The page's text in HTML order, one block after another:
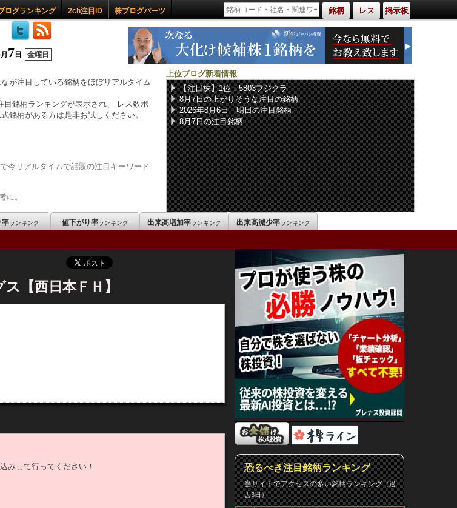
ログランキング 2ch注目ID 株ブログパーツ 銘柄 レス 掲示板
月 7 日 金曜日
が注目している銘柄をほぼリアルタイム
目銘柄ランキングが表示され、 レス数ボ
銘柄がある方は是非お試しください。
今リアルタイムで話題の注目キーワード
に。
上位ブログ新着情報
【注目株】1位：5803フジクラ
8月7日の上がりそうな注目の銘柄
2026年8月6日 明日の注目銘柄
8月7日の注目銘柄
率ランキング 値下がり率ランキング 出来高増加率ランキング 出来高減少率ランキング
【西日本ＦＨ】
みして行ってください！
恐るべき注目銘柄ランキング
当サイトでアクセスの多い銘柄ランキング（過
去3日）